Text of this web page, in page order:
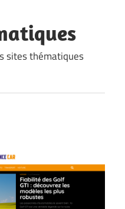
sites thématiques